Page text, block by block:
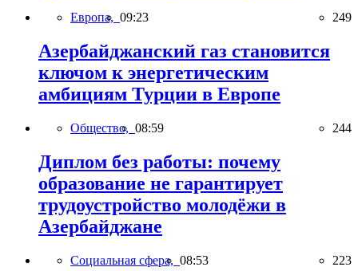
Европа, 09:23 249
Азербайджанский газ становится
ключом к энергетическим
амбициям Турции в Европе
Общество, 08:59 244
Диплом без работы: почему
образование не гарантирует
трудоустройство молодёжи в
Азербайджане
Социальная сфера, 08:53 223